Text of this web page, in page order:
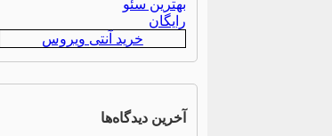
بهترین سئو
رایگان
خرید آنتی ویروس
آخرین دیدگاه‌ها